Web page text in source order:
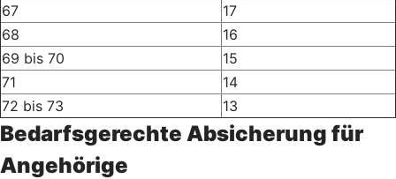
67
17
68
16
69 bis 70
15
71
14
72 bis 73
13
Bedarfsgerechte Absicherung für
Angehörige